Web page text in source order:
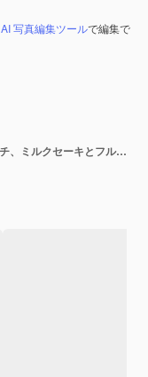
AI 写真編集ツールで編集で
朝のセット。ハムとチーズのサンドイッチ、ミルクセーキとフルーツ。